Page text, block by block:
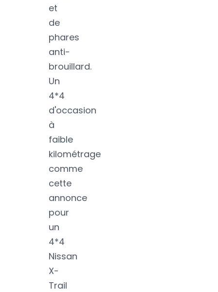
et
de
phares
anti-
brouillard.
Un
4*4
d'occasion
à
faible
kilométrage
comme
cette
annonce
pour
un
4*4
Nissan
X-
Trail